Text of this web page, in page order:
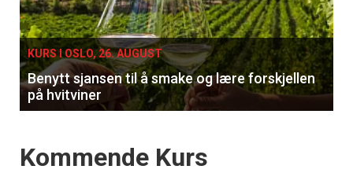
×
Få ukentlige nyhetsbrev fra
Apéritif
Vi tilbyr flere ukentlige nyhetsbrev. Du
tilsendt.
single
KURS I OSLO, 26. AUGUST
Benytt sjansen til å smake og lære forskjellen
på hvitviner
Events
Kommende Kurs